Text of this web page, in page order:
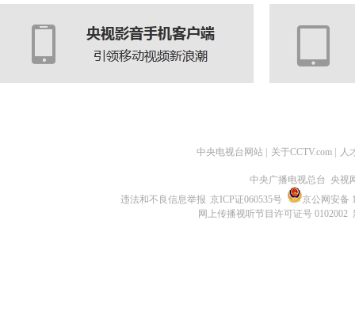
中央电视台网站 关于CCTV.com 人
中央广播电视总台 央视
违法和不良信息举报 京ICP证060535号
京公网安备
网上传播视听节目许可证号 0102002